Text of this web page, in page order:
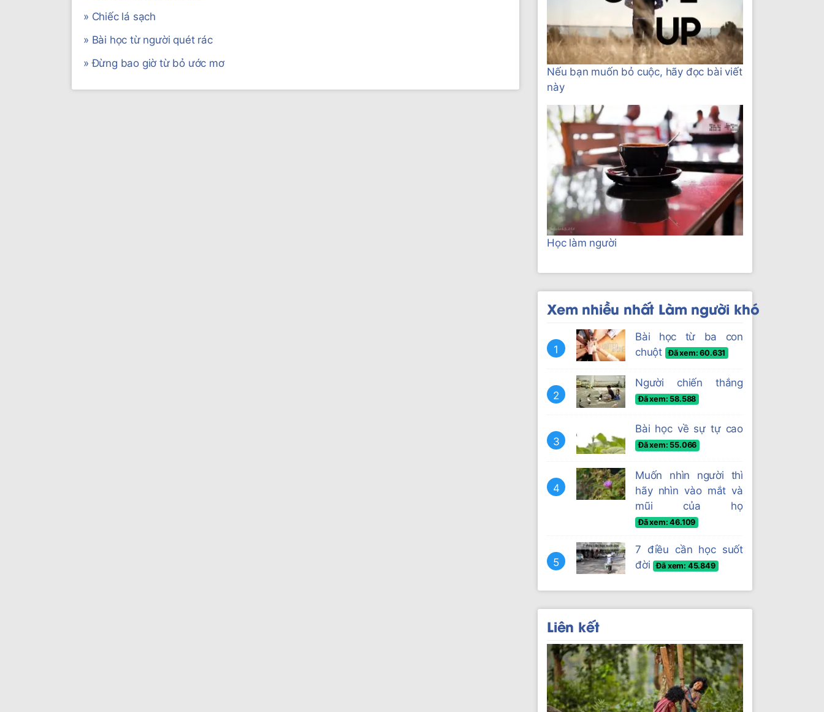
» Chiếc lá sạch
» Bài học từ người quét rác
» Đừng bao giờ từ bỏ ước mơ
Nếu bạn muốn bỏ cuộc, hãy đọc bài viết
này
Học làm người
Xem nhiều nhất Làm người khó
1
Bài học từ ba con
chuột
Đã xem: 60.631
2
Người chiến thắng
Đã xem: 58.588
3
Bài học về sự tự cao
Đã xem: 55.066
4
Muốn nhìn người thì
hãy nhìn vào mắt và
mũi của họ
Đã xem: 46.109
5
7 điều cần học suốt
đời
Đã xem: 45.849
Liên kết